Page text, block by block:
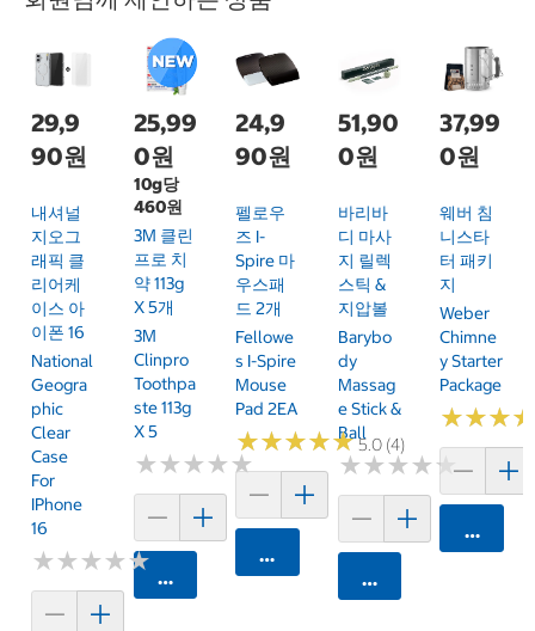
29,9
90원
내셔널
지오그
래픽 클
리어케
이스 아
이폰 16
National
Geogra
Phic
Clear
Case
For
IPhone
16
★★★★★
★★★★★
25,99
0원
10g당
460원
3M 클린
프로 치
약 113g
X 5개
3M
Clinpro
Toothpa
Ste 113g
X 5
★★★★★
★★★★★
카트에 담기
24,9
90원
펠로우
즈 I-
Spire 마
우스패
드 2개
Fellowe
S I-Spire
Mouse
Pad 2EA
★★★★★
★★★★★5.0 (4)
카트에 담기
51,90
0원
바리바
디 마사
지 릴렉
스틱 &
지압볼
Barybo
Dy
Massag
E Stick &
Ball
★★★★★
★★★★★
카트에 담기
37,99
0원
웨버 침
니스타
터 패키
지
Weber
Chimne
Y Starter
Package
★★★
★★★
카트에